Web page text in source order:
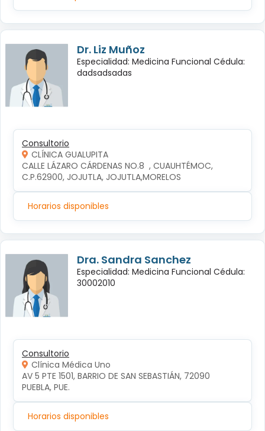
Dr. Liz Muñoz
Especialidad: Medicina Funcional Cédula:
dadsadsadas
Consultorio
CLÍNICA GUALUPITA
CALLE LÁZARO CÁRDENAS NO.8  , CUAUHTÉMOC,
C.P.62900, JOJUTLA, JOJUTLA,MORELOS
Horarios disponibles
Dra. Sandra Sanchez
Especialidad: Medicina Funcional Cédula:
30002010
Consultorio
Clínica Médica Uno
AV 5 PTE 1501, BARRIO DE SAN SEBASTIÁN, 72090
PUEBLA, PUE.
Horarios disponibles